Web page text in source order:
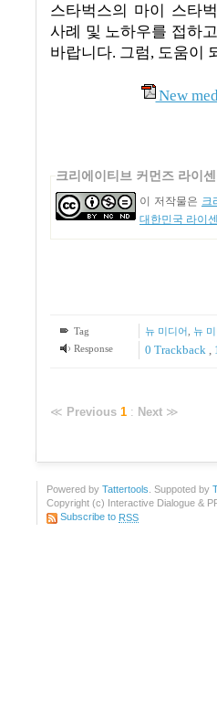
스타벅스의 마이 스타
사례 및 노하우를 접하
바랍니다. 그럼, 도움이
New
크리에이티브 커먼즈 라이
이 저작물은 크
대한민국 라이
Tag 뉴 미디어 뉴
Response
0 Trackback 1
≪ Previous 1 : Next ≫
Powered by Tattertools. Suppoted by
Copyright (c) Interactive Dialogue &
Subscribe to RSS